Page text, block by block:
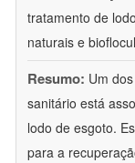
tratamento de
naturais e
Resumo: Um
sanitário está
lodo de esgoto.
para a